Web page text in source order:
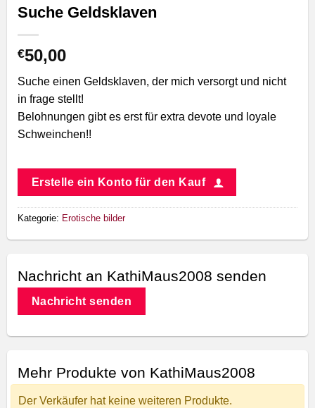
Suche Geldsklaven
€50,00
Suche einen Geldsklaven, der mich versorgt und nicht
in frage stellt!
Belohnungen gibt es erst für extra devote und loyale
Schweinchen!!
Erstelle ein Konto für den Kauf
Kategorie: Erotische bilder
Nachricht an KathiMaus2008 senden
Nachricht senden
Mehr Produkte von KathiMaus2008
Der Verkäufer hat keine weiteren Produkte.